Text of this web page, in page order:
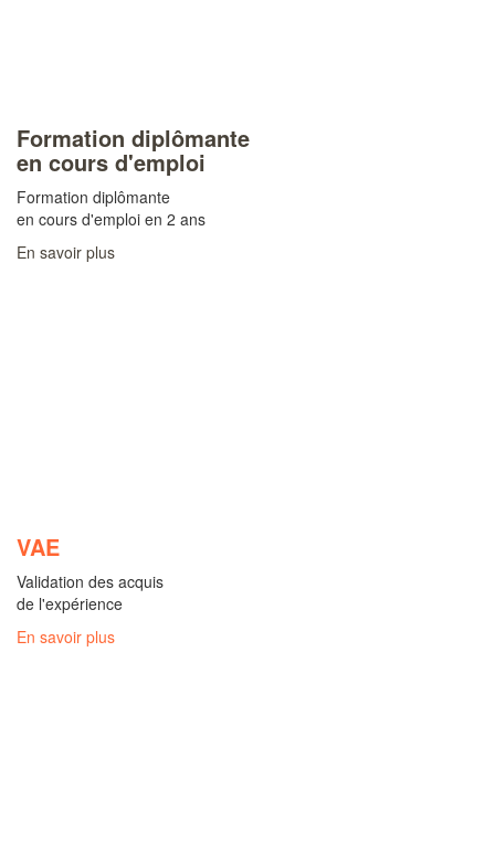
Formation diplômante
en cours d'emploi
Formation diplômante
en cours d'emploi en 2 ans
En savoir plus
VAE
Validation des acquis
de l'expérience
En savoir plus